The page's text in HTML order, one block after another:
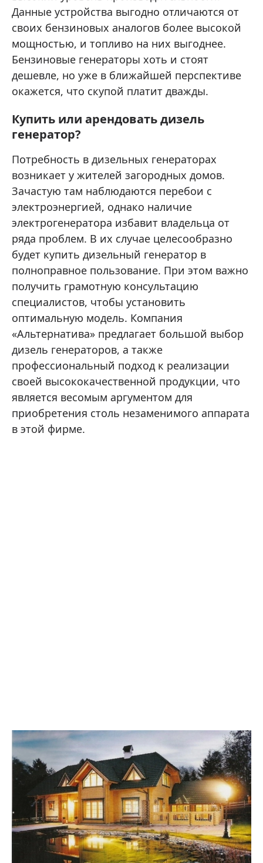
Данные устройства выгодно отличаются от
своих бензиновых аналогов более высокой
мощностью, и топливо на них выгоднее.
Бензиновые генераторы хоть и стоят
дешевле, но уже в ближайшей перспективе
окажется, что скупой платит дважды.
Купить или арендовать дизель
генератор?
Потребность в дизельных генераторах
возникает у жителей загородных домов.
Зачастую там наблюдаются перебои с
электроэнергией, однако наличие
электрогенератора избавит владельца от
ряда проблем. В их случае целесообразно
будет купить дизельный генератор в
полноправное пользование. При этом важно
получить грамотную консультацию
специалистов, чтобы установить
оптимальную модель. Компания
«Альтернатива» предлагает большой выбор
дизель генераторов, а также
профессиональный подход к реализации
своей высококачественной продукции, что
является весомым аргументом для
приобретения столь незаменимого аппарата
в этой фирме.